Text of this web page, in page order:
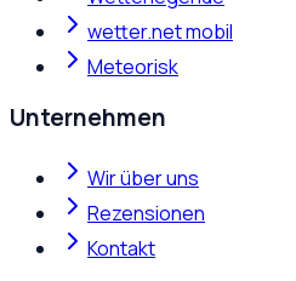
wetter.net mobil
Meteorisk
Unternehmen
Wir über uns
Rezensionen
Kontakt